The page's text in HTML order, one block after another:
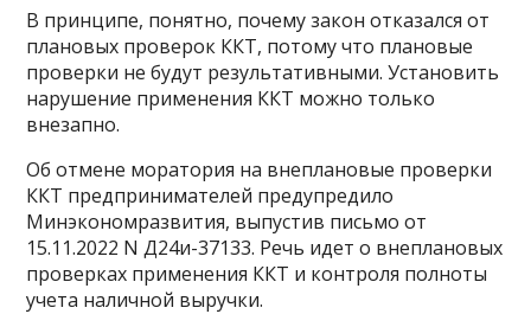
В принципе, понятно, почему закон отказался от
плановых проверок ККТ, потому что плановые
проверки не будут результативными. Установить
нарушение применения ККТ можно только
внезапно.
Об отмене моратория на внеплановые проверки
ККТ предпринимателей предупредило
Минэкономразвития, выпустив письмо от
15.11.2022 N Д24и-37133. Речь идет о внеплановых
проверках применения ККТ и контроля полноты
учета наличной выручки.